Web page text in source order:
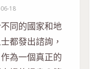
18
同的國家和地
都發出諮詢，
為一個真正的